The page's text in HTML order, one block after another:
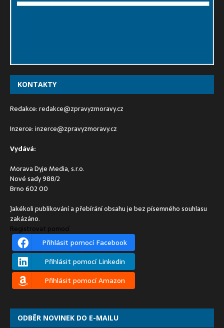
KONTAKTY
Redakce:redakce@zpravyzmoravy.cz
Inzerce:inzerce@zpravyzmoravy.cz
Vydává:
Morava Dyje Media, s.r.o.
Nové sady 988/2
Brno 602 00
Jakékoli publikování a přebírání obsahu je bez písemného souhlasu
zakázáno.
Registrovat pomocí
Přihlásit pomocí Facebook
Přihlásit pomocí Linkedin
Přihlásit pomocí Amazon
ODBĚR NOVINEK DO E-MAILU